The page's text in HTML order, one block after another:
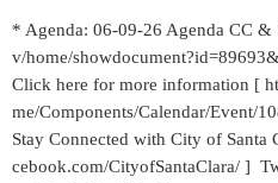
* Agenda: 06-09-26 Agenda CC &
v/home/
Click here for more information [
me/Components/Calendar/Event/
Stay Connected with City of Santa
cebook.com/CityofSantaClara/ ]